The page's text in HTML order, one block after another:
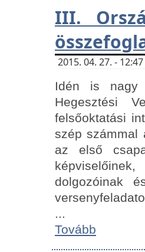
III.
2015. 04. 27. -
Idén is nagy
Hegesztési
felsőoktatási
szép számmal
az első
dolgozóinak
...
Tovább